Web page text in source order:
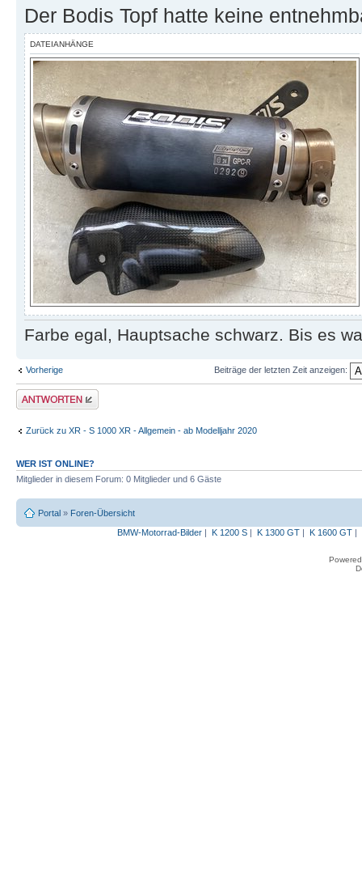
Der Bodis Topf hatte keine
DATEIANHÄNGE
Farbe egal, Hauptsache schwarz. Bis es
Vorherige Beiträge der letzten Zeit anzeigen:
Antwort erstellen
Zurück zu XR - S 1000 XR - Allgemein - ab Modelljahr 2020
WER IST ONLINE?
Mitglieder in diesem Forum: 0 Mitglieder und 6 Gäste
Portal » Foren-Übersicht
BMW-Motorrad-Bilder| K 1200 S| K 1300 GT| K 1600 GT|